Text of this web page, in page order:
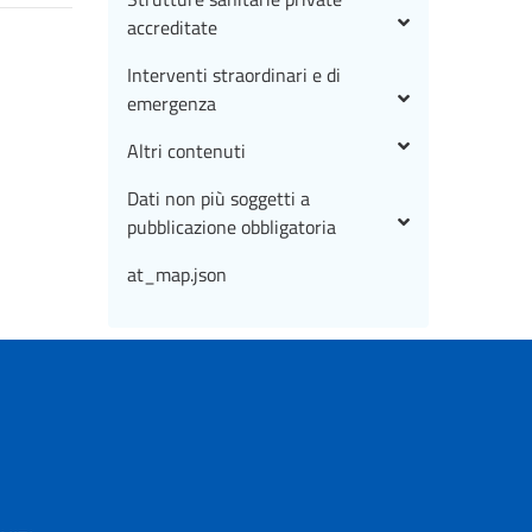
accreditate
Interventi straordinari e di
emergenza
Altri contenuti
Dati non più soggetti a
pubblicazione obbligatoria
at_map.json